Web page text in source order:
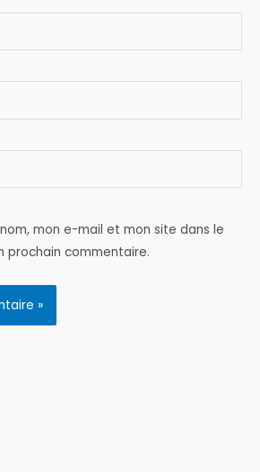
mon e-mail et mon site dans le
prochain commentaire.